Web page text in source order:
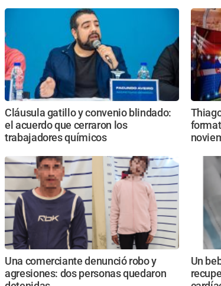
Cláusula gatillo y convenio blindado:
el acuerdo que cerraron los
trabajadores químicos
Una comerciante denunció robo y
agresiones: dos personas quedaron
Un